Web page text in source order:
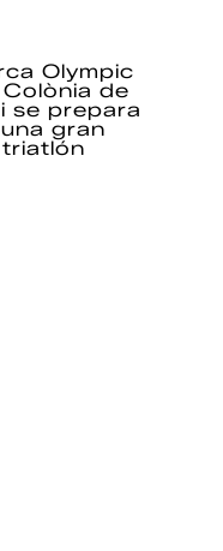
Olympic
de
se prepara
gran